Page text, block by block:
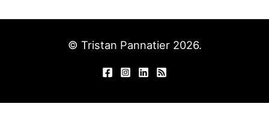
© Tristan Pannatier 2026.